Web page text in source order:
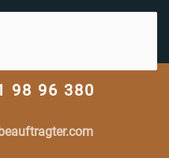
98 96 380